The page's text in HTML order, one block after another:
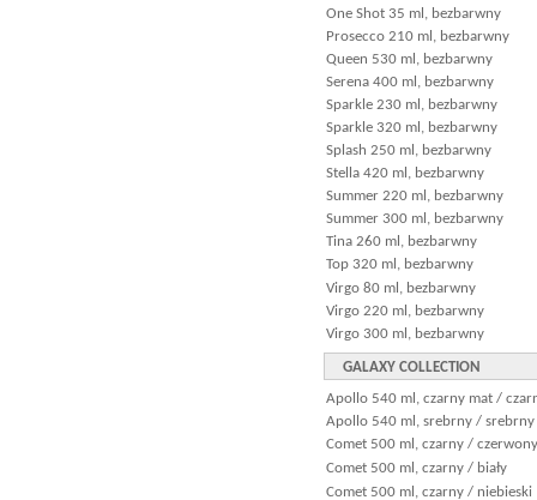
One Shot 35 ml, bezbarwny
Prosecco 210 ml, bezbarwny
Queen 530 ml, bezbarwny
Serena 400 ml, bezbarwny
Sparkle 230 ml, bezbarwny
Sparkle 320 ml, bezbarwny
Splash 250 ml, bezbarwny
Stella 420 ml, bezbarwny
Summer 220 ml, bezbarwny
Summer 300 ml, bezbarwny
Tina 260 ml, bezbarwny
Top 320 ml, bezbarwny
Virgo 80 ml, bezbarwny
Virgo 220 ml, bezbarwny
Virgo 300 ml, bezbarwny
GALAXY COLLECTION
Apollo 540 ml, czarny mat /
Apollo 540 ml, srebrny / srebrny
Comet 500 ml, czarny / czerwony
Comet 500 ml, czarny / biały
Comet 500 ml, czarny / niebieski